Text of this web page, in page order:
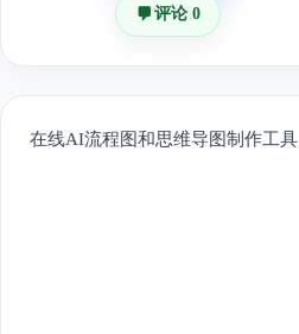
评论 0
在线AI流程图和思维导图制作工具